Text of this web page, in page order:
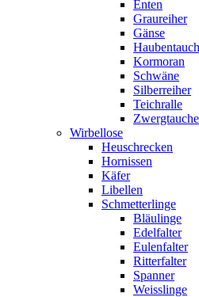
Enten
Graureiher
Gänse
Kormoran
Schwäne
Silberreiher
Teichralle
Wirbellose
Heuschrecken
Hornissen
Käfer
Libellen
Schmetterlinge
Bläulinge
Edelfalter
Eulenfalter
Ritterfalter
Spanner
Weisslinge